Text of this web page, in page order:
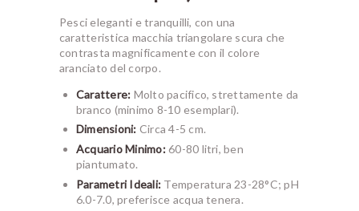
Pesci eleganti e tranquilli, con una
caratteristica macchia triangolare scura che
contrasta magnificamente con il colore
aranciato del corpo.
Carattere: Molto pacifico, strettamente da
branco (minimo 8-10 esemplari).
Dimensioni: Circa 4-5 cm.
Acquario Minimo:60-80 litri, ben
piantumato.
Parametri Ideali: Temperatura 23-28°C; pH
6.0-7.0, preferisce acqua tenera.